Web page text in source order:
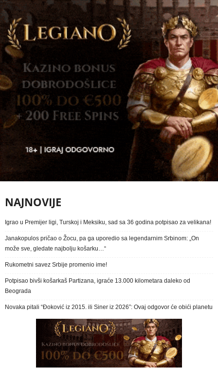
NAJNOVIJE
Igrao u Premijer ligi, Turskoj i Meksiku, sad sa 36 godina potpisao za velikana!
Janakopulos pričao o Žocu, pa ga uporedio sa legendarnim Srbinom: „On
može sve, gledate najbolju košarku…“
Rukometni savez Srbije promenio ime!
Potpisao bivši košarkaš Partizana, igraće 13.000 kilometara daleko od
Beograda
Novaka pitali “Đoković iz 2015. ili Siner iz 2026”: Ovaj odgovor će obići planetu